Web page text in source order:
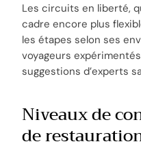
Les circuits en liberté,
cadre encore plus
les étapes selon ses
voyageurs
suggestions d’experts
Niveaux de
de